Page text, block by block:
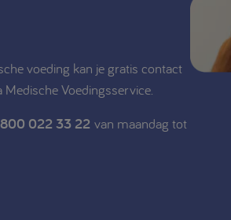
voeding kan je gratis contact
Voedingsservice.
022 33 22 van maandag tot